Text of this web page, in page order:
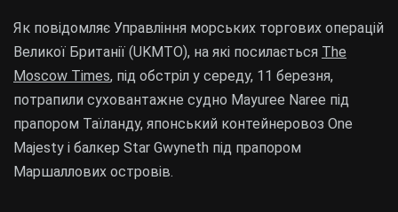
Як повідомляє Управління морських торгових операцій
Великої Британії (UKMTO), на які посилається The
Moscow Times, під обстріл у середу, 11 березня,
потрапили суховантажне судно Mayuree Naree під
прапором Таїланду, японський контейнеровоз One
Majesty і балкер Star Gwyneth під прапором
Маршаллових островів.